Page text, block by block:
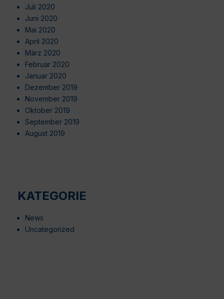
Juli 2020
Juni 2020
Mai 2020
April 2020
März 2020
Februar 2020
Januar 2020
Dezember 2019
November 2019
Oktober 2019
September 2019
August 2019
KATEGORIE
News
Uncategorized